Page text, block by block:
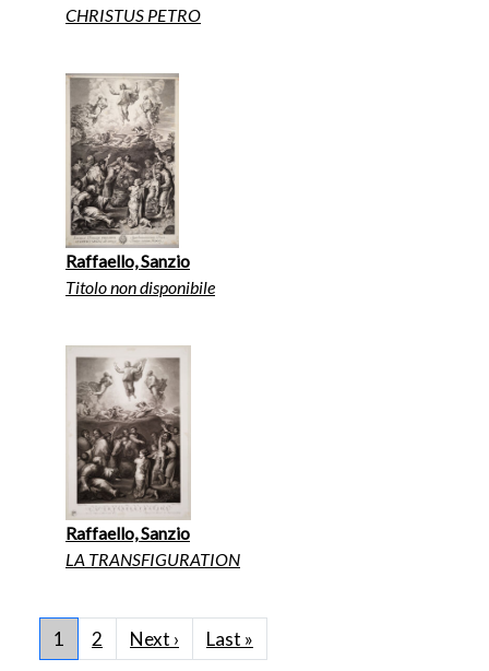
CHRISTUS PETRO
Raffaello, Sanzio
Titolo non disponibile
Raffaello, Sanzio
LA TRANSFIGURATION
1 2 Next › Next page
Last »